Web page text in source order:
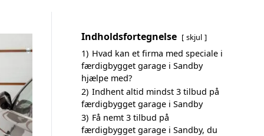
Indholdsfortegnelse skjul
1) Hvad kan et firma med speciale i
færdigbygget garage i Sandby
hjælpe med?
2) Indhent altid mindst 3 tilbud på
færdigbygget garage i Sandby
3) Få nemt 3 tilbud på
færdigbygget garage i Sandby, du